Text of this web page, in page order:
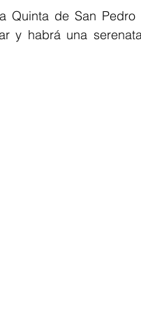
Quinta de San
y habrá una